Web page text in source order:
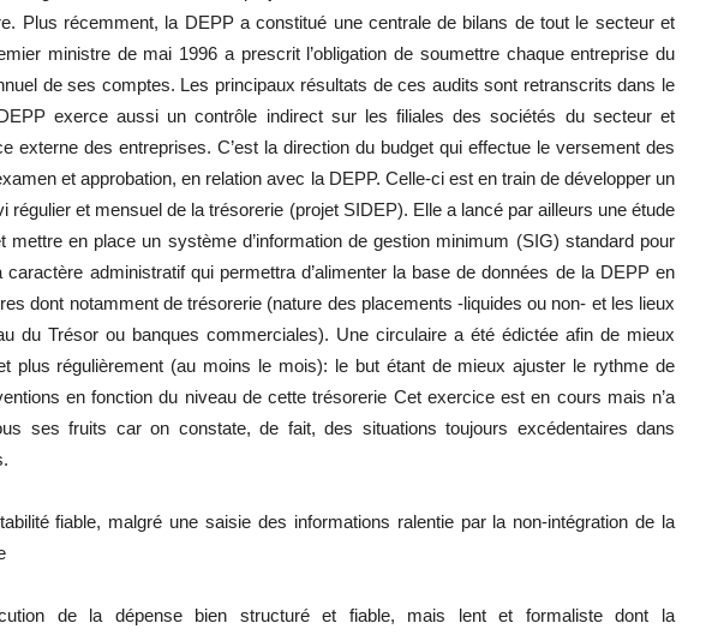
Plus récemment, la DEPP a constitué une centrale de bilans de tout le secteur et
ministre de mai 1996 a prescrit l’obligation de soumettre chaque entreprise du
de ses comptes. Les principaux résultats de ces audits sont retranscrits dans le
exerce aussi un contrôle indirect sur les filiales des sociétés du secteur et
externe des entreprises. C’est la direction du budget qui effectue le versement des
et approbation, en relation avec la DEPP. Celle-ci est en train de développer un
régulier et mensuel de la trésorerie (projet SIDEP). Elle a lancé par ailleurs une étude
mettre en place un système d’information de gestion minimum (SIG) standard pour
caractère administratif qui permettra d’alimenter la base de données de la DEPP en
dont notamment de trésorerie (nature des placements -liquides ou non- et les lieux
du Trésor ou banques commerciales). Une circulaire a été édictée afin de mieux
plus régulièrement (au moins le mois): le but étant de mieux ajuster le rythme de
en fonction du niveau de cette trésorerie Cet exercice est en cours mais n’a
ses fruits car on constate, de fait, des situations toujours excédentaires dans
fiable, malgré une saisie des informations ralentie par la non-intégration de la
de la dépense bien structuré et fiable, mais lent et formaliste dont la